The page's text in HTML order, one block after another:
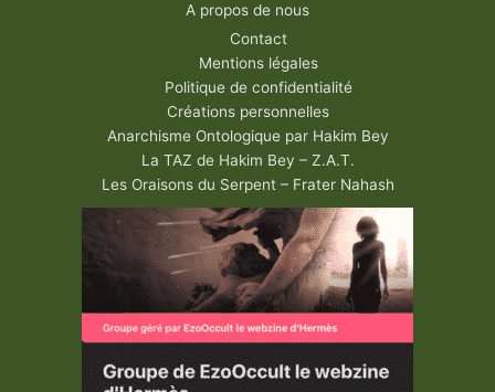
A propos de nous
Contact
Mentions légales
Politique de confidentialité
Créations personnelles
Anarchisme Ontologique par Hakim Bey
La TAZ de Hakim Bey – Z.A.T.
Les Oraisons du Serpent – Frater Nahash